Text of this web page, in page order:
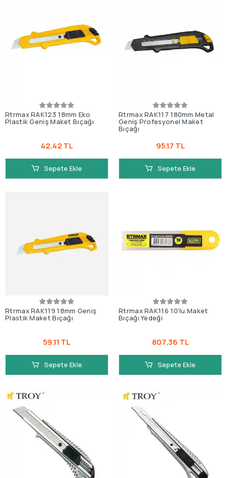
Rtrmax RAK123 18mm Eko
Plastik Geniş Maket Bıçağı
42,42 TL
Sepete Ekle
Rtrmax RAK117 180mm Metal
Geniş Profesyonel Maket
Bıçağı
95,17 TL
Sepete Ekle
Rtrmax RAK119 18mm Geniş
Plastik Maket Bıçağı
59,11 TL
Sepete Ekle
Rtrmax RAK116 10'lu Maket
Bıçağı Yedeği
807,36 TL
Sepete Ekle